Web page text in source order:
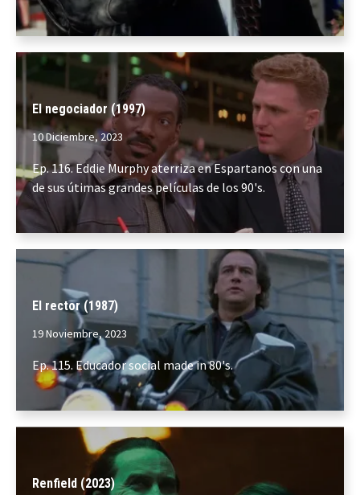
El negociador (1997)
10 Diciembre, 2023
Ep. 116. Eddie Murphy aterriza en Espartanos con una
de sus útimas grandes películas de los 90's.
El rector (1987)
19 Noviembre, 2023
Ep. 115. Educador social made in 80's.
Renfield (2023)